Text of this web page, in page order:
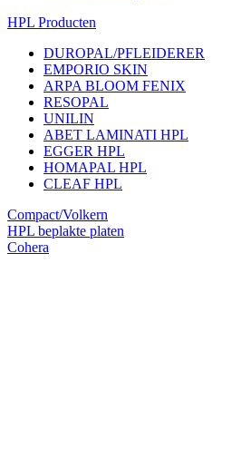
HPL Producten
DUROPAL/PFLEIDERER
EMPORIO SKIN
ARPA BLOOM FENIX
RESOPAL
UNILIN
ABET LAMINATI HPL
EGGER HPL
HOMAPAL HPL
CLEAF HPL
Compact/Volkern
HPL beplakte platen
Cohera